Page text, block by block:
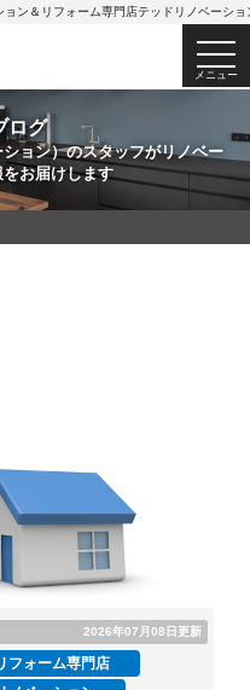
ン＆リフォーム専門店テッドリノベーショ
メニュー
ログ
ョン）のスタッフがリノベー
お届けします
2026年07月08日更新
フォーム専門店